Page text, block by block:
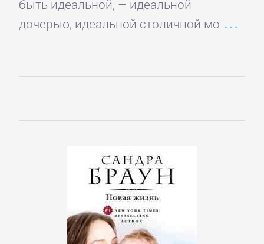
быть идеальной, – идеальной
дочерью, идеальной столичной мо
КОМПЬЮТЕРНАЯ
ЛИТЕРАТУРА